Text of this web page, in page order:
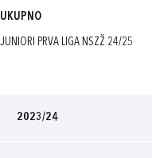
UKUPNO
JUNIORI PRVA LIGA NSZŽ 24/25
2023/24